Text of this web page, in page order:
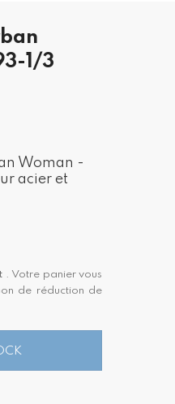
1/3
Woman -
acier et
. Votre panier vous
de réduction de